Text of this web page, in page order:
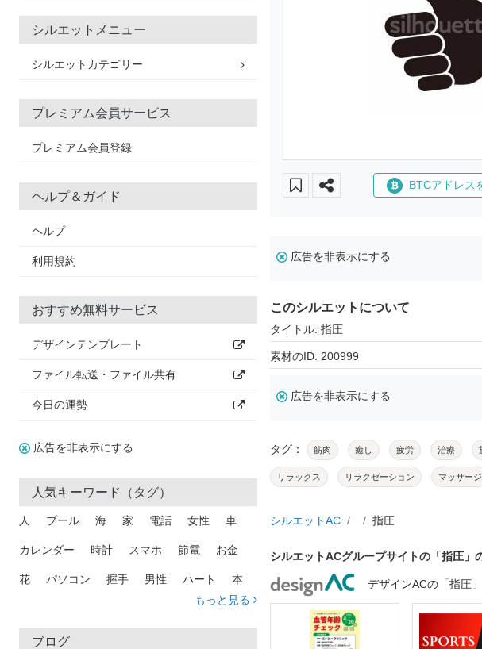
シルエットメニュー
シルエットカテゴリー
プレミアム会員サービス
プレミアム会員登録
ヘルプ＆ガイド
ヘルプ
利用規約
おすすめ無料サービス
デザインテンプレート
ファイル転送・ファイル共有
今日の運勢
広告を非表示にする
人気キーワード（タグ）
人 プール 海 家 電話 女性 車
カレンダー 時計 スマホ 節電 お金
花 パソコン 握手 男性 ハート 本
トラック 木
吹き出し
もっと見る
ブログ
BTCアドレス
広告を非表示にする
このシルエットについて
タイトル: 指圧
素材のID: 200999
広告を非表示にする
タグ： 筋肉 癒し 疲労 治療
リラックス リラクゼーション マッサージ
シルエットAC 指圧
シルエットACグループサイトの「指圧」
デザインACの「指圧